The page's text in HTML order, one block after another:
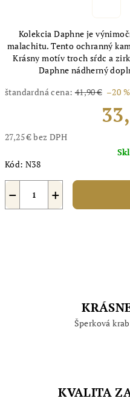
Kolekcia Daphne je
malachitu. Tento ochranný
Krásny motív troch sŕdc a
Daphne nádherný
štandardná cena: 41,90 € –20 %
27,25 € bez DPH
cena:
Kód: N38
+
−
Šperková
KVALITA